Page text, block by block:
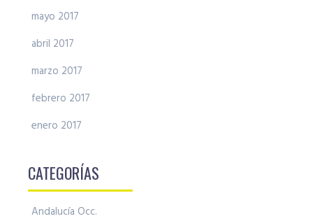
mayo 2017
abril 2017
marzo 2017
febrero 2017
enero 2017
CATEGORÍAS
Andalucía Occ.